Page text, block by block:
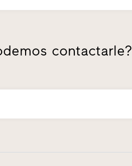
contactarle?